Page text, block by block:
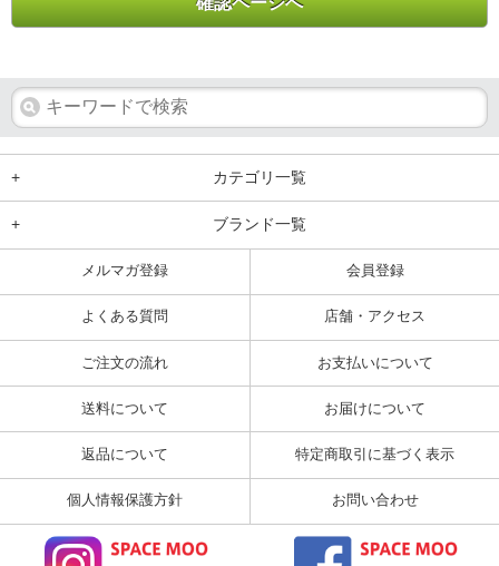
+ カテゴリ一覧
+ ブランド一覧
メルマガ登録 会員登録
よくある質問 店舗・アクセス
ご注文の流れ お支払いについて
送料について お届けについて
返品について 特定商取引に基づく表示
個人情報保護方針 お問い合わせ